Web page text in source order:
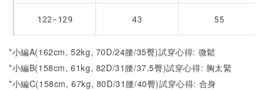
122-129 43 55
*小編A(162cm, 52kg, 70D/24腰/35臀)試穿心得: 微鬆
*小編B(158cm, 61kg, 82D/31腰/37.5臀)試穿心得: 胸太緊
*小編C(158cm, 67kg, 80D/31腰/40臀)試穿心得: 合身